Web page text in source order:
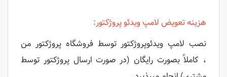
هزینه تعویض لامپ ویدئو پروژکتور:
نصب لامپ ویدئوپروژکتور توسط فروشگاه پروژکتور من
، کاملاً بصورت رایگان (در صورت ارسال پروژکتور توسط